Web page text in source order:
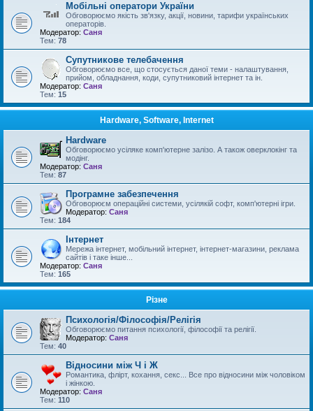
Мобільні оператори України
Обговорюємо якість зв'язку, акції, новини, тарифи українських
операторів.
Модератор: Саня
Тем: 78
Супутникове телебачення
Обговорюємо все, що стосується даної теми - налаштування,
прийом, обладнання, коди, супутниковий інтернет та ін.
Модератор: Саня
Тем: 15
Hardware, Software, Internet
Hardware
Обговорюємо усіляке комп'ютерне залізо. А також оверклокінг та
модінг.
Модератор: Саня
Тем: 87
Програмне забезпечення
Обговорюєм операційні системи, усілякій софт, комп'ютерні ігри.
Модератор: Саня
Тем: 184
Інтернет
Мережа інтернет, мобільний інтернет, інтернет-магазини, реклама
сайтів і таке інше...
Модератор: Саня
Тем: 165
Різне
Психологія/Філософія/Релігія
Обговорюємо питання психології, філософії та релігії.
Модератор: Саня
Тем: 40
Відносини між Ч і Ж
Романтика, флірт, кохання, секс... Все про відносини між чоловіком
і жінкою.
Модератор: Саня
Тем: 110